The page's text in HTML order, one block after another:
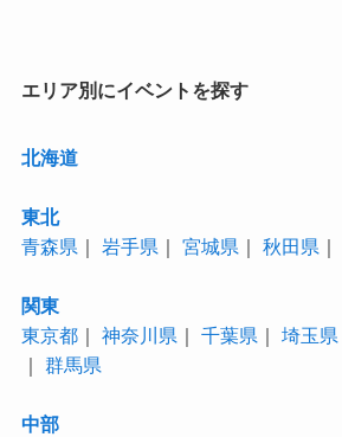
エリア別にイベントを探す
北海道
東北
青森県
岩手県 宮城県 秋田県
関東
東京都｜ 神奈川県 千葉県 埼玉県
群馬県
中部